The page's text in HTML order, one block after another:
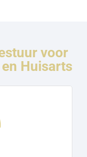
voor
Huisarts